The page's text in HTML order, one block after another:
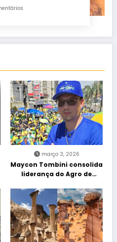
março 3, 2026
Maycon Tombini consolida
liderança do Agro de
“Acorda Brasil” em Goiânia